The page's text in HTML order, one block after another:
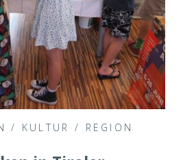
/ KULTUR / REGION